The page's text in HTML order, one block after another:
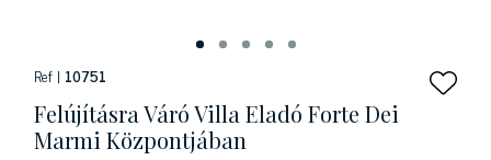
Ref | 10751
Felújításra Váró Villa Eladó Forte Dei
Marmi Központjában